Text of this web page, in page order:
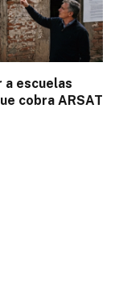
a escuelas
cobra ARSAT